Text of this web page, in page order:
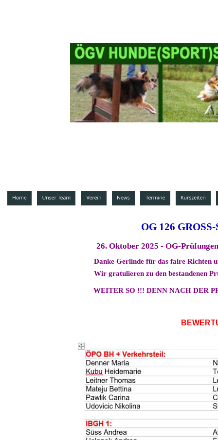
OG 126
26. Oktober 2025 - OG-
Danke Gerlinde für das faire Richten
Wir gratulieren zu den bestandenen
WEITER SO !!! DENN NACH DER